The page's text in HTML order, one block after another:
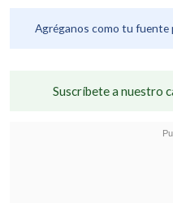
Agréganos como tu fuente
Suscríbete a nuestro